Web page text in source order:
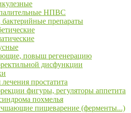
НПВС
препараты
повыш регенерацию
дисфункции
простатита
фигуры, регуляторы аппетита
похмелья
пищеварение (ферменты...)